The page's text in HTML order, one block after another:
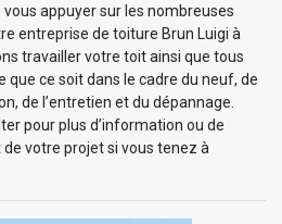
appuyer sur les nombreuses
entreprise de toiture Brun Luigi à
travailler votre toit ainsi que tous
que ce soit dans le cadre du neuf, de
de l’entretien et du dépannage.
pour plus d’information ou de
votre projet si vous tenez à